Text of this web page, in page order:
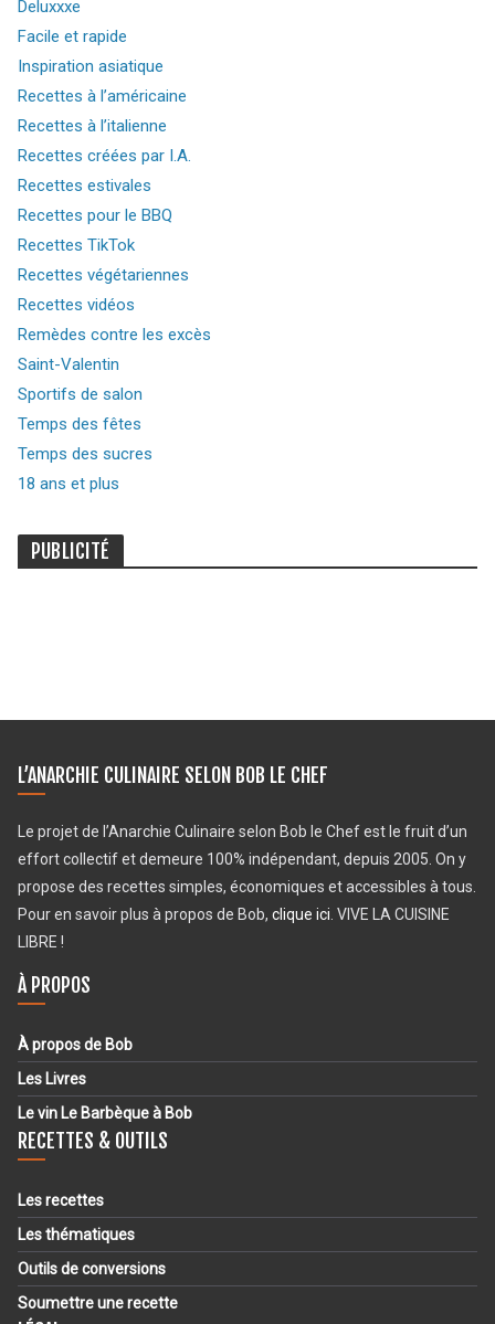
Deluxxxe
Facile et rapide
Inspiration asiatique
Recettes à l’américaine
Recettes à l’italienne
Recettes créées par I.A.
Recettes estivales
Recettes pour le BBQ
Recettes TikTok
Recettes végétariennes
Recettes vidéos
Remèdes contre les excès
Saint-Valentin
Sportifs de salon
Temps des fêtes
Temps des sucres
18 ans et plus
PUBLICITÉ
L’ANARCHIE CULINAIRE SELON BOB LE CHEF
Le projet de l’Anarchie Culinaire selon Bob le Chef est le fruit d’un
effort collectif et demeure 100% indépendant, depuis 2005. On y
propose des recettes simples, économiques et accessibles à tous.
Pour en savoir plus à propos de Bob, clique ici . VIVE LA CUISINE
LIBRE !
À PROPOS
À propos de Bob
Les Livres
Le vin Le Barbèque à Bob
RECETTES & OUTILS
Les recettes
Les thématiques
Outils de conversions
Soumettre une recette